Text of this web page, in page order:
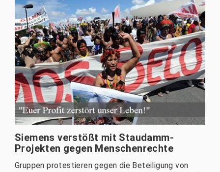
Siemens verstößt mit Staudamm-
Projekten gegen Menschenrechte
Gruppen protestieren gegen die Beteiligung von